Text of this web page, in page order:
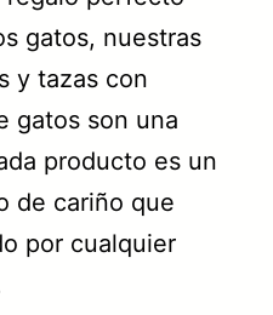
gatos, nuestras
y tazas con
gatos son una
producto es un
de cariño que
por cualquier